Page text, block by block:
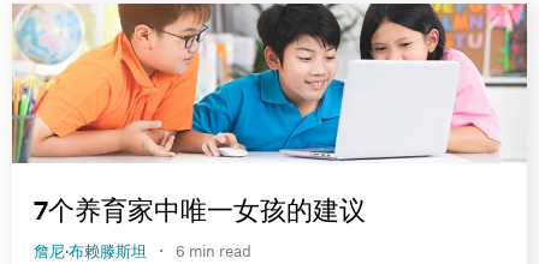
7个养育家中唯一女孩的建议
詹尼·布赖滕斯坦 · 6 min read